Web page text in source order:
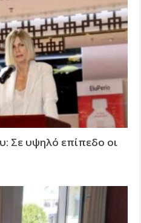
Σε υψηλό επίπεδο οι